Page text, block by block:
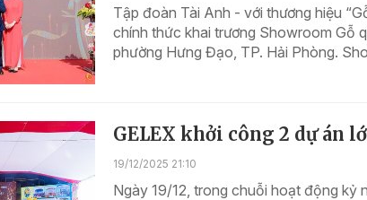
Tập đoàn Tài Anh - với thương hiệu
chính thức khai trương Showroom Gỗ
phường Hưng Đạo, TP. Hải Phòng.
GELEX khởi công 2 dự án
19/12/2025 21:10
Ngày 19/12, trong chuỗi hoạt động kỷ